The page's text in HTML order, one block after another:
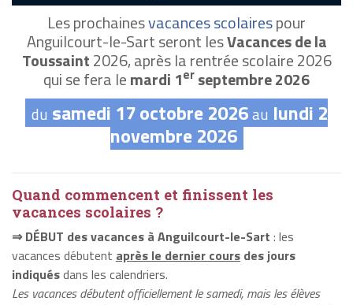
Les prochainesvacances scolairespour
Anguilcourt-le-Sart seront lesVacances de la
Toussaint2026, après la rentrée scolaire 2026
qui se fera lemardi 1er septembre 2026
du samedi 17 octobre 2026au lundi 2
novembre 2026
Quand commencent et finissent les
vacances scolaires ?
⇒ DÉBUT des vacances à Anguilcourt-le-Sart : les
vacances débutent après le dernier cours des jours
indiquésdans les calendriers.
Les vacances débutent officiellement le samedi, mais les élèves